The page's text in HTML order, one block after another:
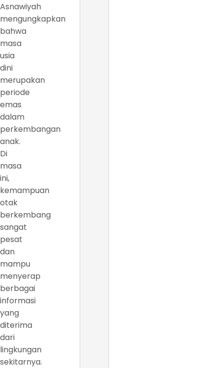
Asnawiyah
mengungkapkan
bahwa
masa
usia
dini
merupakan
periode
emas
dalam
perkembangan
anak.
Di
masa
ini,
kemampuan
otak
berkembang
sangat
pesat
dan
mampu
menyerap
berbagai
informasi
yang
diterima
dari
lingkungan
sekitarnya.